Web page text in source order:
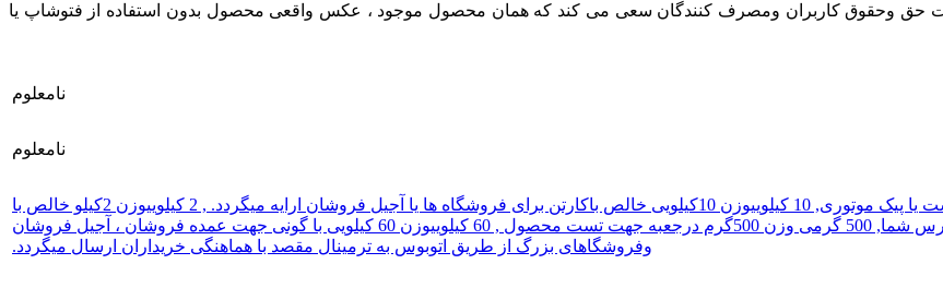
حق وحقوق کاربران ومصرف کنندگان سعی می کند که همان محصول موجود ، عکس واقعی محصول بدون استفاده از فتوشاپ یا
نامعلوم
نامعلوم
یا پیک موتوری, 10 کیلویی وزن 10کیلویی خالص باکارتن برای فروشگاه ها یا آجیل فروشان ارایه میگردد. , 2 کیلویی
وزن 2کیلو خالص با
شما, 500 گرمی وزن 500گرم درجعبه جهت تست محصول , 60 کیلویی
وزن 60 کیلویی با گونی جهت عمده فروشان ، آجیل فروشان
وفروشگاهای بزرگ از طریق اتوبوس به ترمینال مقصد با هماهنگی خریداران ارسال میگردد.